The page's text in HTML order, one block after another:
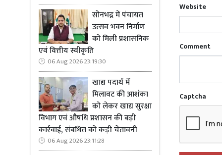
सोनभद्र में पंचायत
उत्सव भवन निर्माण
को मिली प्रशासनिक
एवं वित्तीय स्वीकृति
06 Aug 2026 23:19:30
खाद्य पदार्थ में
मिलावट की आशंका
को लेकर खाद्य सुरक्षा
विभाग एवं औषधि प्रशासन की बड़ी
कार्रवाई, संबधित को कड़ी चेतावनी
06 Aug 2026 23:11:28
Read
व्यक्ति की
किसान
ताकि
नियंत्रण
Website
Comment
Captcha